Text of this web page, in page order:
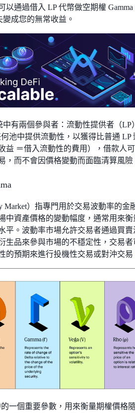
以通過借入 LP 代幣做空期權 Gamma
成您的無常收益。
中有兩個參與者：流動性提供者（LP
池中提供流動性，以獲得比普通 LP
益 ＝借入流動性的費用），借款人
，而不會因價格變動而面臨清算風險
Market）指專門用於交易波動率的金
中資產價格的變動幅度，通常用來衡
平。波動率市場允許交易者通過買賣
生品來參與市場的不穩定性，交易者
的預期來進行投機性交易或對沖交易
的一個重要參數，用來衡量期權價格